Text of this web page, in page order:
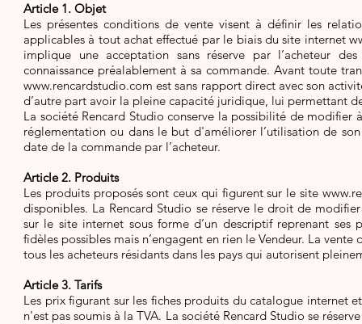
Article 1. Objet
Les présentes conditions de vente visent à définir les
applicables à tout achat effectué par le biais du site internet
implique une acceptation sans réserve par l’acheteur
connaissance préalablement à sa commande. Avant toute
www.rencardstudio.com est sans rapport direct avec son
d’autre part avoir la pleine capacité juridique, lui permettant
La société Rencard Studio conserve la possibilité de
réglementation ou dans le but d'améliorer l’utilisation de
date de la commande par l’acheteur.
Article 2. Produits
Les produits proposés sont ceux qui figurent sur le site
disponibles. La Rencard Studio se réserve le droit de
sur le site internet sous forme d’un descriptif reprenant ses
fidèles possibles mais n’engagent en rien le Vendeur. La
tous les acheteurs résidants dans les pays qui autorisent
Article 3. Tarifs
Les prix figurant sur les fiches produits du catalogue internet
n'est pas soumis à la TVA. La société Rencard Studio se